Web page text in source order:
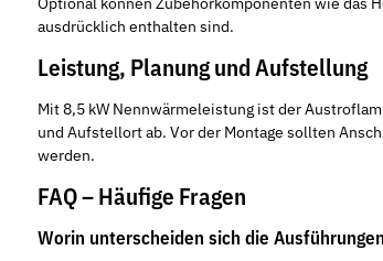
ausdrücklich enthalten sind.
Leistung, Planung und Aufstellung
Mit 8,5 kW Nennwärmeleistung ist der
und Aufstellort ab. Vor der Montage sollten
werden.
FAQ – Häufige Fragen
Worin unterscheiden sich die